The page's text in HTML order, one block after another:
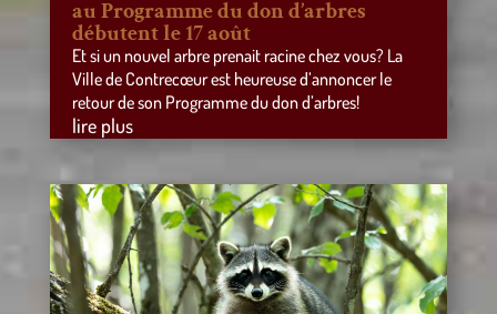
au Programme du don d’arbres
débutent le 17 août
Et si un nouvel arbre prenait racine chez vous? La
Ville de Contrecœur est heureuse d’annoncer le
retour de son Programme du don d’arbres!
lire plus